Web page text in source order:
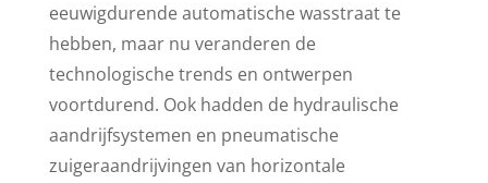
eeuwigdurende automatische wasstraat te
hebben, maar nu veranderen de
technologische trends en ontwerpen
voortdurend. Ook hadden de hydraulische
aandrijfsystemen en pneumatische
zuigeraandrijvingen van horizontale